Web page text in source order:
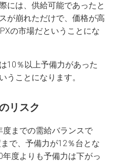
には、供給可能であったと
が崩れただけで、価格が高
の市場だということにな
10％以上予備力があった
うことになります。
リスク
までの需給バランスで
で、予備力が12％台とな
度よりも予備力は下がっ